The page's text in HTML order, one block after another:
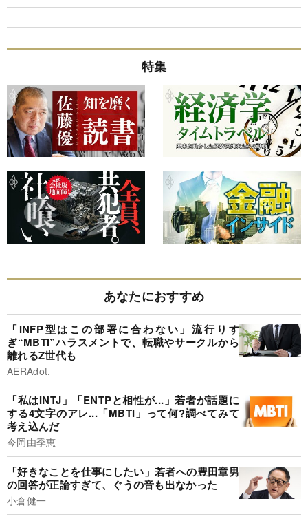
特集
あなたにおすすめ
「INFP型はこの部署に合わない」流行りす
ぎ“MBTI”ハラスメントで、転職やサークルから
離れるZ世代も
AERAdot.
「私はINTJ」「ENTPと相性が...」若者が話題に
する4文字のアレ...「MBTI」って何?調べてみて
考え込んだ
今岡由季恵
「好きなことを仕事にしたい」若者への豊田章男
の回答が正論すぎて、ぐうの音も出なかった
小倉健一